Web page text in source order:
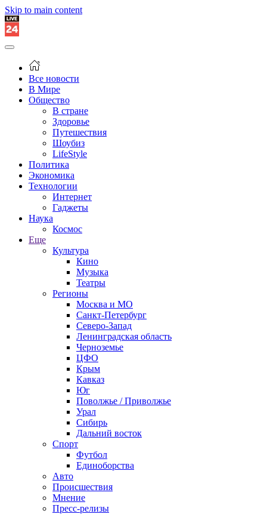
Skip to main content
Все новости
В Мире
Общество
В стране
Здоровье
Путешествия
Шоубиз
LifeStyle
Политика
Экономика
Технологии
Интернет
Гаджеты
Наука
Космос
Еще
Культура
Кино
Музыка
Театры
Регионы
Москва и МО
Санкт-Петербург
Северо-Запад
Ленинградская область
Черноземье
ЦФО
Крым
Кавказ
Юг
Поволжье / Приволжье
Урал
Сибирь
Дальний восток
Спорт
Футбол
Единоборства
Авто
Происшествия
Мнение
Пресс-релизы